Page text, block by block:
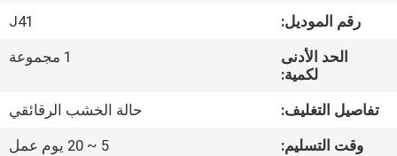
المصنع
مراقبة
الجودة
رقم الموديل:
J41
الحد الأدنى
لكمية:
1 مجموعة
تفاصيل التغليف:
حالة الخشب الرقائقي
وقت التسليم:
5 ~ 20 يوم عمل